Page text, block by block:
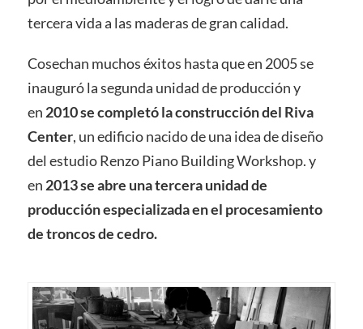
tercera vida a las maderas de gran calidad.
Cosechan muchos éxitos hasta que en 2005 se
inauguró la segunda unidad de producción y
en 2010 se completó la construcción del Riva
Center, un edificio nacido de una idea de diseño
del estudio Renzo Piano Building Workshop. y
en 2013 se abre una tercera unidad de
producción especializada en el procesamiento
de troncos de cedro.